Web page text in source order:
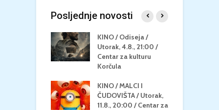
Posljednje novosti
KINO / Odiseja /
Utorak, 4.8., 21:00 /
Centar za kulturu
Korčula
KINO / MALCI I
ČUDOVIŠTA / Utorak,
11.8., 20:00 / Centar za